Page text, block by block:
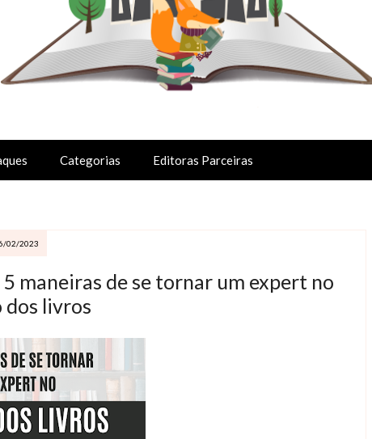
Categorias Editoras Parceiras
02/2023
maneiras de se tornar um expert no
dos livros